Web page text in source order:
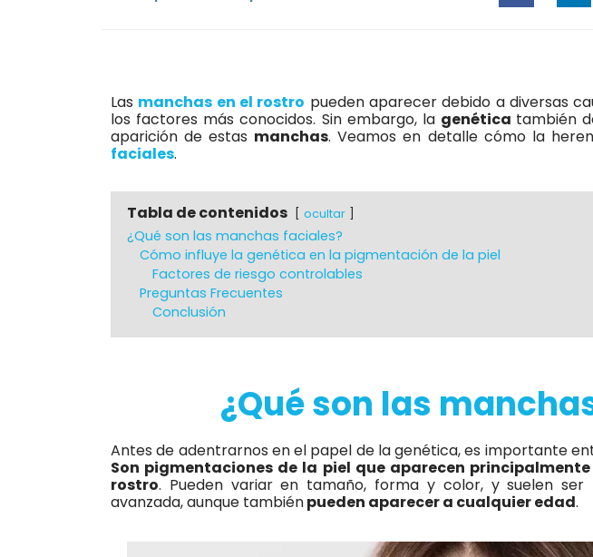
Las manchas en el rostro pueden aparecer debido a diversas
los factores más conocidos. Sin embargo, la genética también
aparición de estas manchas. Veamos en detalle cómo la
faciales.
Tabla de contenidos ocultar
¿Qué son las manchas faciales?
Cómo influye la genética en la pigmentación de la piel
Factores de riesgo controlables
Preguntas Frecuentes
Conclusión
¿Qué son las
Antes de adentrarnos en el papel de la genética, es importante
Son pigmentaciones de la piel que aparecen
rostro. Pueden variar en tamaño, forma y color, y suelen
avanzada, aunque tambiénpueden aparecer a cualquier edad.